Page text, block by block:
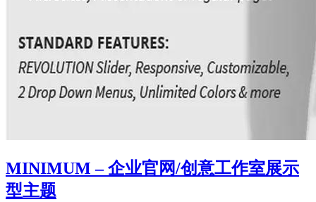
MINIMUM – 企业官网/创意工作室展示
型主题